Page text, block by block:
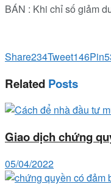
BÁN : Khi chỉ số giảm
Share234Tweet146Pin
Related Posts
Giao dịch chứng
05/04/2022